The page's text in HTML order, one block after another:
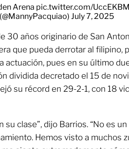
Arena pic.twitter.com/
July 7, 2025
30 años originario de San
que pueda derrotar al filipino,
actuación, pues en su último
dividida decretado el 15 de
su récord en 29-2-1, con 18
su clase”, dijo Barrios. “No es
Hemos visto a muchos